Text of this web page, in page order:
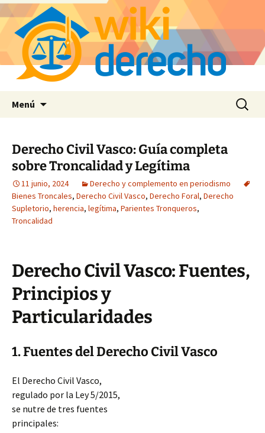
Menú Buscar:
Derecho Civil Vasco: Guía completa
sobre Troncalidad y Legítima
11 junio, 2024
Derecho y complemento en periodismo
Bienes Troncales, Derecho Civil Vasco, Derecho Foral, Derecho
Supletorio, herencia, legítima, Parientes Tronqueros,
Troncalidad
Derecho Civil Vasco: Fuentes,
Principios y
Particularidades
1. Fuentes del Derecho Civil Vasco
El Derecho Civil Vasco,
regulado por la Ley 5/2015,
se nutre de tres fuentes
principales: